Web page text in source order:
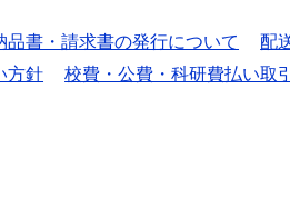
品書・請求書の発行について 配
方針 校費・公費・科研費払い取